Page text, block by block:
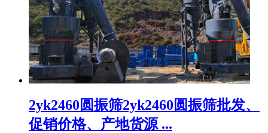
2yk2460圆振筛2yk2460圆振筛批发、
促销价格、产地货源 ...